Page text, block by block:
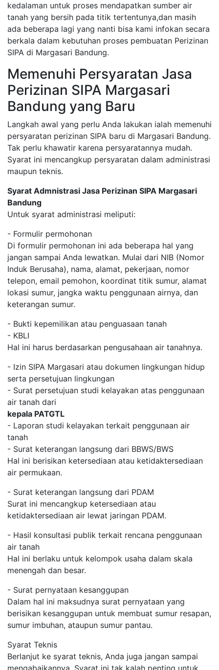
kedalaman untuk proses mendapatkan sumber air
tanah yang bersih pada titik tertentunya,dan masih
ada beberapa lagi yang nanti bisa kami infokan secara
berkala dalam kebutuhan proses pembuatan Perizinan
SIPA di Margasari Bandung.
Memenuhi Persyaratan Jasa
Perizinan SIPA Margasari
Bandung yang Baru
Langkah awal yang perlu Anda lakukan ialah memenuhi
persyaratan perizinan SIPA baru di Margasari Bandung.
Tak perlu khawatir karena persyaratannya mudah.
Syarat ini mencangkup persyaratan dalam administrasi
maupun teknis.
Syarat Admnistrasi Jasa Perizinan SIPA Margasari
Bandung
Untuk syarat administrasi meliputi:
- Formulir permohonan
Di formulir permohonan ini ada beberapa hal yang
jangan sampai Anda lewatkan. Mulai dari NIB (Nomor
Induk Berusaha), nama, alamat, pekerjaan, nomor
telepon, email pemohon, koordinat titik sumur, alamat
lokasi sumur, jangka waktu penggunaan airnya, dan
keterangan sumur.
- Bukti kepemilikan atau penguasaan tanah
- KBLI
Hal ini harus berdasarkan pengusahaan air tanahnya.
- Izin SIPA Margasari atau dokumen lingkungan hidup
serta persetujuan lingkungan
- Surat persetujuan studi kelayakan atas penggunaan
air tanah dari
kepala PATGTL
- Laporan studi kelayakan terkait penggunaan air
tanah
- Surat keterangan langsung dari BBWS/BWS
Hal ini berisikan ketersediaan atau ketidaktersediaan
air permukaan.
- Surat keterangan langsung dari PDAM
Surat ini mencangkup ketersediaan atau
ketidaktersediaan air lewat jaringan PDAM.
- Hasil konsultasi publik terkait rencana penggunaan
air tanah
Hal ini berlaku untuk kelompok usaha dalam skala
menengah dan besar.
- Surat pernyataan kesanggupan
Dalam hal ini maksudnya surat pernyataan yang
berisikan kesanggupan untuk membuat sumur resapan,
sumur imbuhan, ataupun sumur pantau.
Syarat Teknis
Berlanjut ke syarat teknis, Anda juga jangan sampai
mengabaikannya. Syarat ini tak kalah penting untuk